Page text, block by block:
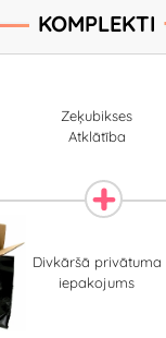
KOMPLEKTI
Zeķubikses
Atklātība
Divkāršā privātuma
iepakojums